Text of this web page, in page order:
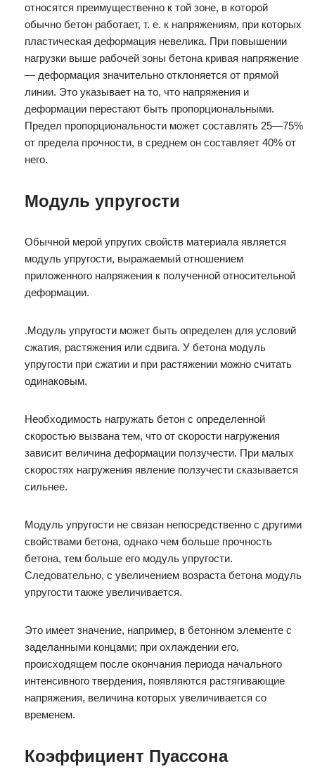
относятся преимущественно к той зоне, в которой
обычно бетон работает, т. е. к напряжениям, при которых
пластическая деформация невелика. При повышении
нагрузки выше рабочей зоны бетона кривая напряжение
— деформация значительно отклоняется от прямой
линии. Это указывает на то, что напряжения и
деформации перестают быть пропорциональными.
Предел пропорциональности может составлять 25—75%
от предела прочности, в среднем он составляет 40% от
него.
Модуль упругости
Обычной мерой упругих свойств материала является
модуль упругости, выражаемый отношением
приложенного напряжения к полученной относительной
деформации.
.Модуль упругости может быть определен для условий
сжатия, растяжения или сдвига. У бетона модуль
упругости при сжатии и при растяжении можно считать
одинаковым.
Необходимость нагружать бетон с определенной
скоростью вызвана тем, что от скорости нагружения
зависит величина деформации ползучести. При малых
скоростях нагружения явление ползучести сказывается
сильнее.
Модуль упругости не связан непосредственно с другими
свойствами бетона, однако чем больше прочность
бетона, тем больше его модуль упругости.
Следовательно, с увеличением возраста бетона модуль
упругости также увеличивается.
Это имеет значение, например, в бетонном элементе с
заделанными концами; при охлаждении его,
происходящем после окончания периода начального
интенсивного твердения, появляются растягивающие
напряжения, величина которых увеличивается со
временем.
Коэффициент Пуассона